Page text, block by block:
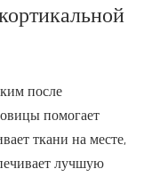
после
помогает
ткани на месте,
лучшую